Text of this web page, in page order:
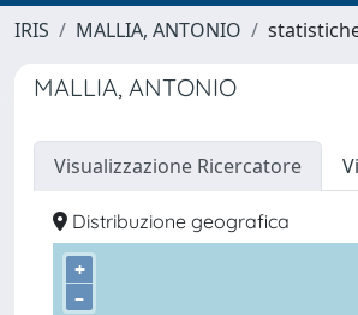
IRIS MALLIA, ANTONIO
MALLIA, ANTONIO
Visualizzazione Ricercatore
Distribuzione geografica
+
–